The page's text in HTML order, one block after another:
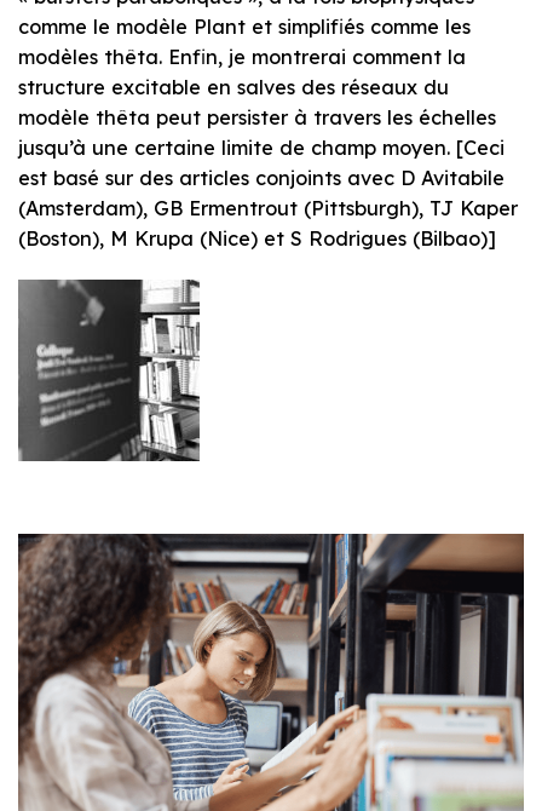
comme le modèle Plant et simplifiés comme les
modèles thêta. Enfin, je montrerai comment la
structure excitable en salves des réseaux du
modèle thêta peut persister à travers les échelles
jusqu’à une certaine limite de champ moyen. [Ceci
est basé sur des articles conjoints avec D Avitabile
(Amsterdam), GB Ermentrout (Pittsburgh), TJ Kaper
(Boston), M Krupa (Nice) et S Rodrigues (Bilbao)]